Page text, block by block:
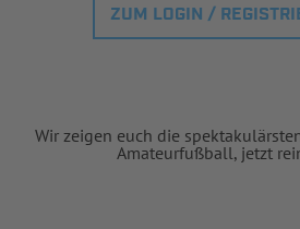
ZUM LOGIN /
Wir zeigen euch die
Amateurfußball, jetzt